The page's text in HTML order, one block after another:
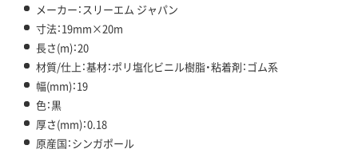
メーカー：スリーエム ジャパン
寸法：19mm×20m
長さ(m)：20
材質/仕上：基材：ポリ塩化ビニル樹脂・粘着剤：ゴム系
幅(mm)：19
色：黒
厚さ(mm)：0.18
原産国：シンガポール